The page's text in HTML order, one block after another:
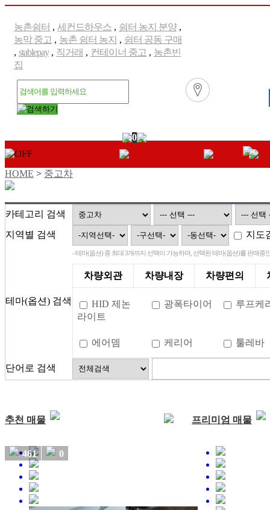
농촌쉼터 , 세컨드하우스 , 쉼터 농지 분양,
농막 중고 , 농촌 쉼터 농지 , 쉼터 공동 구매
, stablepay, 직거래 , 컨테이너 중고 , 농촌빈
집
0
HOME > 중고차
카테고리 검색
지역별 검색
지도
테마(옵션) 검색
- 테마(옵션) 중 최대 3개까지 선택이 가능하며, 선택된 테마(옵션)를 판매중
차량외관 차량내장 차량편의
HID 제논
라이트
광폭타이어 루프케
에어뎀 케리어 툴레바
단어로 검색
추천 매물
461 0
프리미엄 매물